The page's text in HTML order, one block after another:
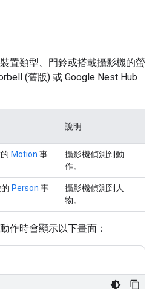
置類型、門鈴或搭載攝影機的螢
(舊版) 或 Google Nest Hub
說明
Motion 事
攝影機偵測到動
作。
Person 事
攝影機偵測到人
物。
作時會顯示以下畫面：